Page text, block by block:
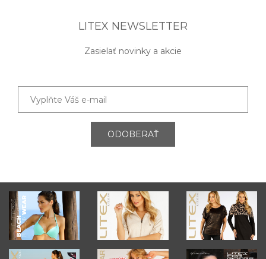
LITEX NEWSLETTER
Zasielať novinky a akcie
ODOBERAŤ